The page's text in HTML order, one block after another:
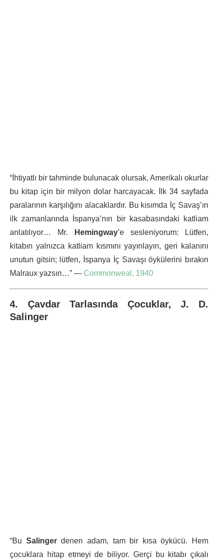
“İhtiyatlı bir tahminde bulunacak olursak, Amerikalı okurlar
bu kitap için bir milyon dolar harcayacak. İlk 34 sayfada
paralarının karşılığını alacaklardır. Bu kısımda İç Savaş’ın
ilk zamanlarında İspanya’nın bir kasabasındaki katliam
anlatılıyor… Mr.
Hemingway’e sesleniyorum: Lütfen,
kitabın yalnızca katliam kısmını yayınlayın, geri kalanını
unutun gitsin; lütfen, İspanya İç Savaşı öykülerini bırakın
Malraux yazsın…” — Commonweal, 1940
4. Çavdar Tarlasında Çocuklar, J. D.
Salinger
“Bu Salingerdenen adam, tam bir kısa öykücü. Hem
çocuklara hitap etmeyi de biliyor. Gerçi bu kitabı çıkalı